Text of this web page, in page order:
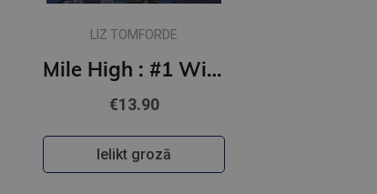
LIZ TOMFORDE
Mile High : #1 Windy City Series : TikTok sensation, featuring an ice hockey sports romance
€13.90
Ielikt grozā